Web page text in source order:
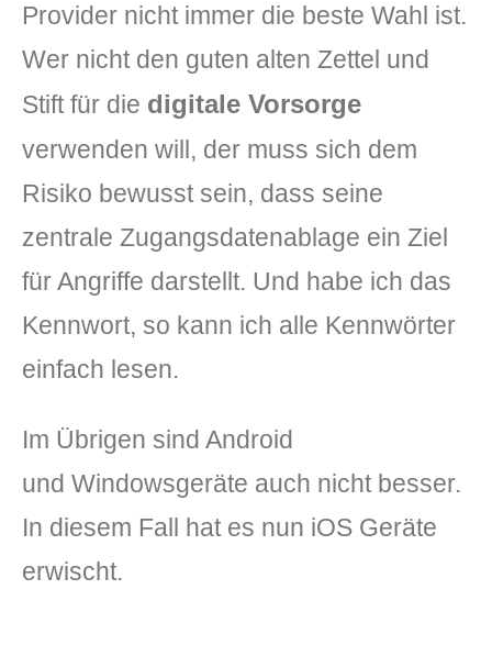
Provider nicht immer die beste Wahl ist.
Wer nicht den guten alten Zettel und
Stift für die digitale Vorsorge
verwenden will, der muss sich dem
Risiko bewusst sein, dass seine
zentrale Zugangsdatenablage ein Ziel
für Angriffe darstellt. Und habe ich das
Kennwort, so kann ich alle Kennwörter
einfach lesen.
Im Übrigen sind Android
und Windowsgeräte auch nicht besser.
In diesem Fall hat es nun iOS Geräte
erwischt.